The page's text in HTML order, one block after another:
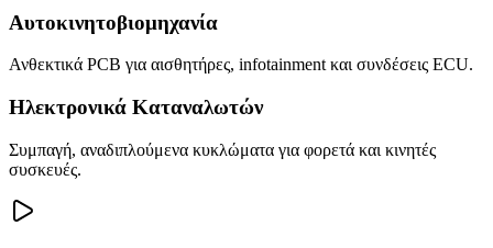
Αυτοκινητοβιομηχανία
Ανθεκτικά PCB για αισθητήρες, infotainment και συνδέσεις ECU.
Ηλεκτρονικά Καταναλωτών
Συμπαγή, αναδιπλούμενα κυκλώματα για φορετά και κινητές
συσκευές.